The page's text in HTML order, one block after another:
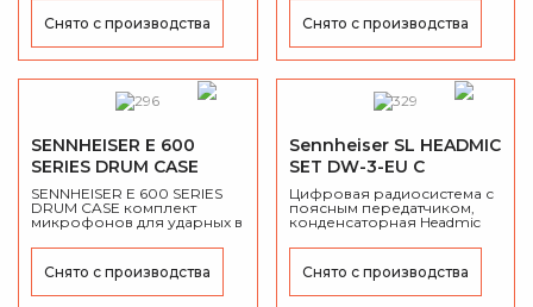
Снято с производства
Снято с производства
SENNHEISER E 600
SERIES DRUM CASE
Архив
SENNHEISER E 600 SERIES
DRUM CASE комплект
микрофонов для ударных в
602-II, 4 x e 604, 2 x e 614.
Снято с производства
Sennheiser SL HEADMIC
SET DW-3-EU C
Поставки
приостановлены
Цифровая радиосистема с
поясным передатчиком,
конденсаторная Headmic
резьбой, диапазон 1.9 ГГц,
24 бит/48 кГц, 256 bit AES
шифрование, Li-ion
батарея BA 30, USB
Снято с производства